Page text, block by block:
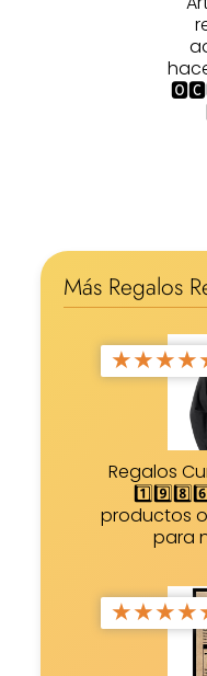
Más Regalos
★★★★
Regalos
productos
para
★★★★